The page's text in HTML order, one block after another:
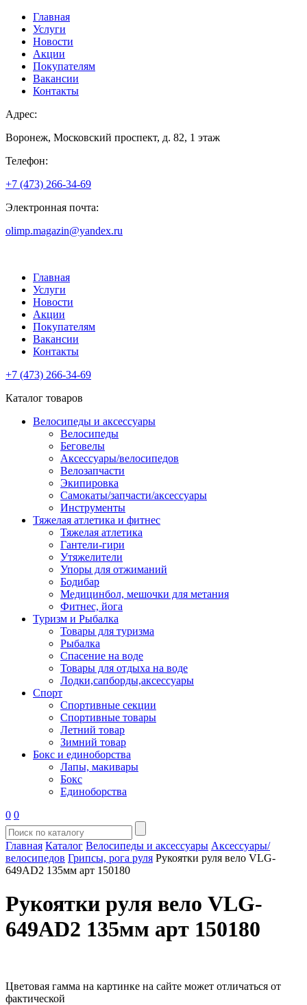
Главная
Услуги
Новости
Акции
Покупателям
Вакансии
Контакты
Адрес:
Воронеж, Московский проспект, д. 82, 1 этаж
Телефон:
+7 (473) 266-34-69
Электронная почта:
olimp.magazin@yandex.ru
Главная
Услуги
Новости
Акции
Покупателям
Вакансии
Контакты
+7 (473) 266-34-69
Каталог товаров
Велосипеды и аксессуары
Велосипеды
Беговелы
Аксессуары/велосипедов
Велозапчасти
Экипировка
Самокаты/запчасти/аксессуары
Инструменты
Тяжелая атлетика и фитнес
Тяжелая атлетика
Гантели-гири
Утяжелители
Упоры для отжиманий
Бодибар
Медицинбол, мешочки для метания
Фитнес, йога
Туризм и Рыбалка
Товары для туризма
Рыбалка
Спасение на воде
Товары для отдыха на воде
Лодки,сапборды,аксессуары
Спорт
Спортивные секции
Спортивные товары
Летний товар
Зимний товар
Бокс и единоборства
Лапы, макивары
Бокс
Единоборства
0 0
Главная Каталог Велосипеды и аксессуары Аксессуары/
велосипедов Грипсы, рога руля Рукоятки руля вело VLG-
649AD2 135мм арт 150180
Рукоятки руля вело VLG-
649AD2 135мм арт 150180
Цветовая гамма на картинке на сайте может отличаться от
фактической